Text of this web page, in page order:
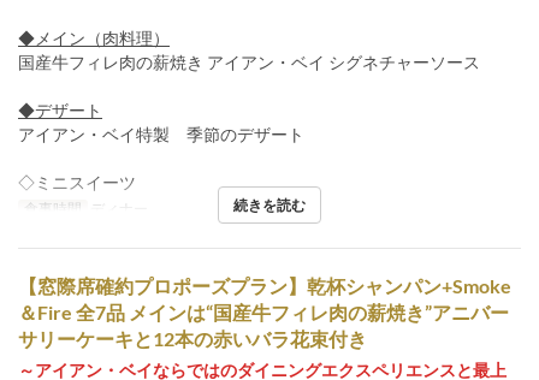
◆メイン（肉料理）
国産牛フィレ肉の薪焼き アイアン・ベイ シグネチャーソース
◆デザート
アイアン・ベイ特製 季節のデザート
◇ミニスイーツ
食事時間 ディナー 続きを読む
【窓際席確約プロポーズプラン】乾杯シャンパン+Smoke
＆Fire 全7品 メインは“国産牛フィレ肉の薪焼き”アニバー
サリーケーキと12本の赤いバラ花束付き
～アイアン・ベイならではのダイニングエクスペリエンスと最上